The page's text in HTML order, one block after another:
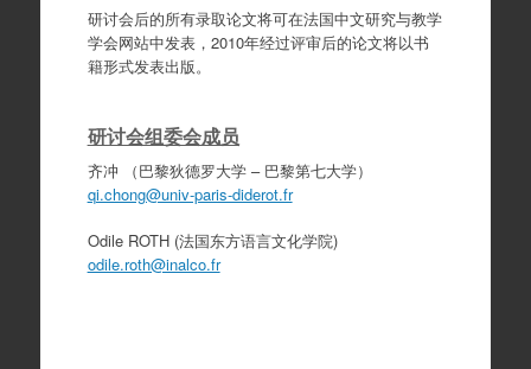
研讨会后的所有录取论文将可在法国中文研究与教学
学会网站中发表，2010年经过评审后的论文将以书
籍形式发表出版。
研讨会组委会成员
齐冲 （巴黎狄德罗大学 – 巴黎第七大学）
qi.chong@univ-paris-diderot.fr
Odile ROTH (法国东方语言文化学院)
odile.roth@inalco.fr